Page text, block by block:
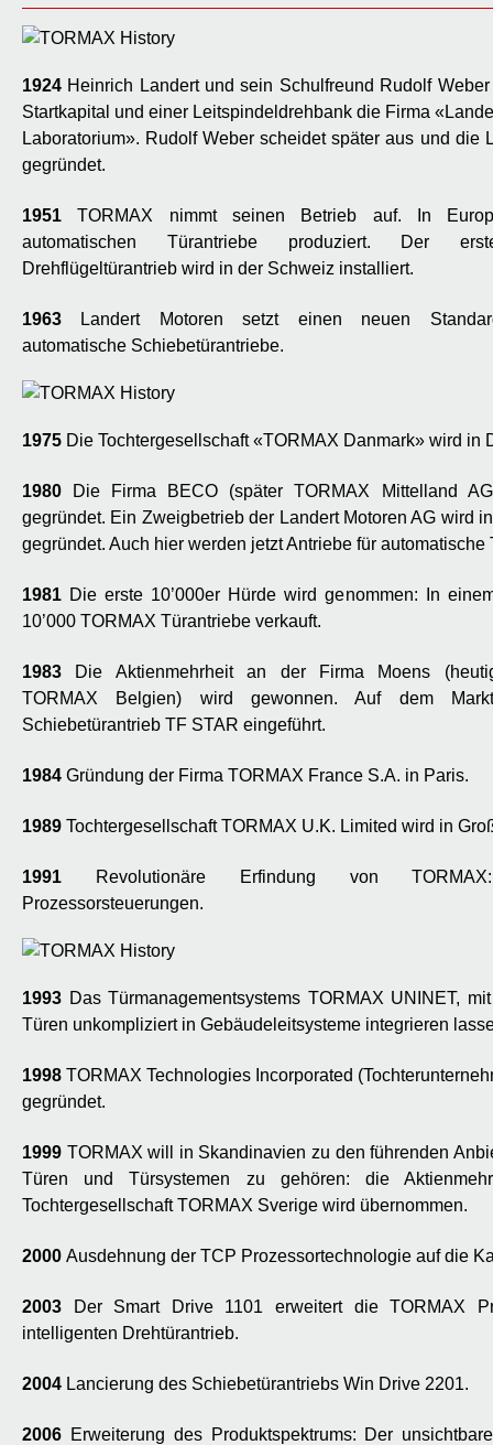
1924 Heinrich Landert und sein Schulfreund Rudolf
Startkapital und einer Leitspindeldrehbank die Firma
Laboratorium». Rudolf Weber scheidet später aus und die
gegründet.
1951 TORMAX nimmt seinen Betrieb auf. In
automatischen Türantriebe produziert. Der
Drehflügeltürantrieb wird in der Schweiz installiert.
1963 Landert Motoren setzt einen neuen
automatische Schiebetürantriebe.
1975 Die Tochtergesellschaft «TORMAX Danmark» wird in
1980 Die Firma BECO (später TORMAX Mittelland
gegründet. Ein Zweigbetrieb der Landert Motoren AG wird
gegründet. Auch hier werden jetzt Antriebe für automatische
1981 Die erste 10’000er Hürde wird genommen: In
10’000 TORMAX Türantriebe verkauft.
1983 Die Aktienmehrheit an der Firma Moens
TORMAX Belgien) wird gewonnen. Auf dem
Schiebetürantrieb TF STAR eingeführt.
1984 Gründung der Firma TORMAX France S.A. in Paris.
1989 Tochtergesellschaft TORMAX U.K. Limited wird in
1991 Revolutionäre Erfindung von
Prozessorsteuerungen.
1993 Das Türmanagementsystems TORMAX UNINET,
Türen unkompliziert in Gebäudeleitsysteme integrieren
1998 TORMAX Technologies Incorporated
gegründet.
1999 TORMAX will in Skandinavien zu den führenden
Türen und Türsystemen zu gehören: die
Tochtergesellschaft TORMAX Sverige wird übernommen.
2000 Ausdehnung der TCP Prozessortechnologie auf die
2003 Der Smart Drive 1101 erweitert die TORMAX
intelligenten Drehtürantrieb.
2004 Lancierung des Schiebetürantriebs Win Drive 2201.
2006 Erweiterung des Produktspektrums: Der